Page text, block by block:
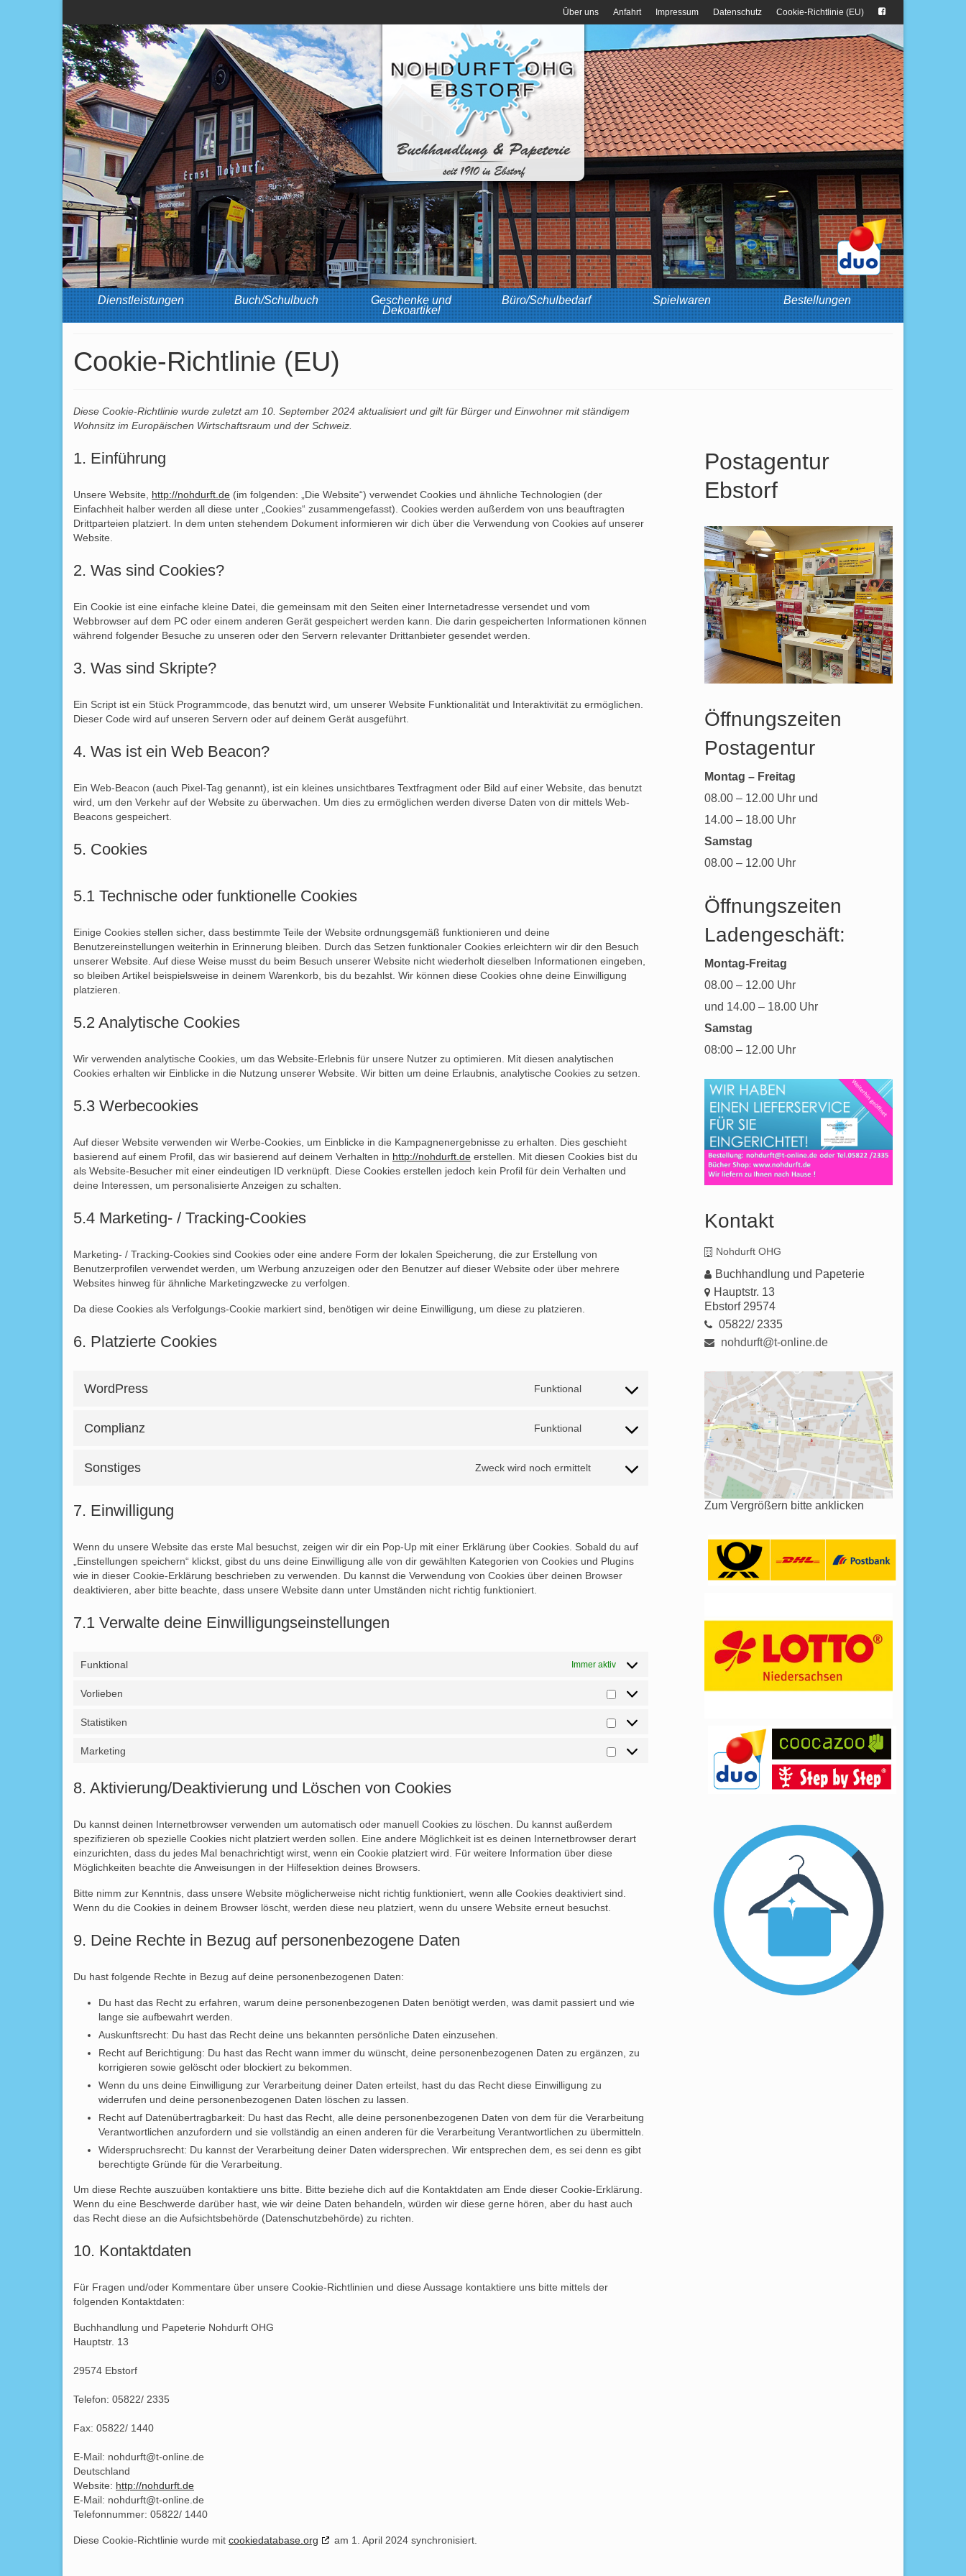
Über uns Anfahrt Impressum Datenschutz Cookie-Richtlinie (EU)
Dienstleistungen Buch/Schulbuch
Geschenke und
Dekoartikel
Büro/Schulbedarf Spielwaren Bestellungen
Cookie-Richtlinie (EU)
Diese Cookie-Richtlinie wurde zuletzt am 10. September 2024 aktualisiert und gilt für Bürger und Einwohner mit ständigem
Wohnsitz im Europäischen Wirtschaftsraum und der Schweiz.
1. Einführung
Unsere Website, http://nohdurft.de (im folgenden: „Die Website“) verwendet Cookies und ähnliche Technologien (der
Einfachheit halber werden all diese unter „Cookies“ zusammengefasst). Cookies werden außerdem von uns beauftragten
Drittparteien platziert. In dem unten stehendem Dokument informieren wir dich über die Verwendung von Cookies auf unserer
Website.
2. Was sind Cookies?
Ein Cookie ist eine einfache kleine Datei, die gemeinsam mit den Seiten einer Internetadresse versendet und vom
Webbrowser auf dem PC oder einem anderen Gerät gespeichert werden kann. Die darin gespeicherten Informationen können
während folgender Besuche zu unseren oder den Servern relevanter Drittanbieter gesendet werden.
3. Was sind Skripte?
Ein Script ist ein Stück Programmcode, das benutzt wird, um unserer Website Funktionalität und Interaktivität zu ermöglichen.
Dieser Code wird auf unseren Servern oder auf deinem Gerät ausgeführt.
4. Was ist ein Web Beacon?
Ein Web-Beacon (auch Pixel-Tag genannt), ist ein kleines unsichtbares Textfragment oder Bild auf einer Website, das benutzt
wird, um den Verkehr auf der Website zu überwachen. Um dies zu ermöglichen werden diverse Daten von dir mittels Web-
Beacons gespeichert.
5. Cookies
5.1 Technische oder funktionelle Cookies
Einige Cookies stellen sicher, dass bestimmte Teile der Website ordnungsgemäß funktionieren und deine
Benutzereinstellungen weiterhin in Erinnerung bleiben. Durch das Setzen funktionaler Cookies erleichtern wir dir den Besuch
unserer Website. Auf diese Weise musst du beim Besuch unserer Website nicht wiederholt dieselben Informationen eingeben,
so bleiben Artikel beispielsweise in deinem Warenkorb, bis du bezahlst. Wir können diese Cookies ohne deine Einwilligung
platzieren.
5.2 Analytische Cookies
Wir verwenden analytische Cookies, um das Website-Erlebnis für unsere Nutzer zu optimieren. Mit diesen analytischen
Cookies erhalten wir Einblicke in die Nutzung unserer Website. Wir bitten um deine Erlaubnis, analytische Cookies zu setzen.
5.3 Werbecookies
Auf dieser Website verwenden wir Werbe-Cookies, um Einblicke in die Kampagnenergebnisse zu erhalten. Dies geschieht
basierend auf einem Profil, das wir basierend auf deinem Verhalten in http://nohdurft.de erstellen. Mit diesen Cookies bist du
als Website-Besucher mit einer eindeutigen ID verknüpft. Diese Cookies erstellen jedoch kein Profil für dein Verhalten und
deine Interessen, um personalisierte Anzeigen zu schalten.
5.4 Marketing- / Tracking-Cookies
Marketing- / Tracking-Cookies sind Cookies oder eine andere Form der lokalen Speicherung, die zur Erstellung von
Benutzerprofilen verwendet werden, um Werbung anzuzeigen oder den Benutzer auf dieser Website oder über mehrere
Websites hinweg für ähnliche Marketingzwecke zu verfolgen.
Da diese Cookies als Verfolgungs-Cookie markiert sind, benötigen wir deine Einwilligung, um diese zu platzieren.
6. Platzierte Cookies
WordPress Funktional
Consent
wordpress
Complianz Funktional
Consent
complianz
Sonstiges Zweck wird noch ermittelt
Consent
7. Einwilligung
Wenn du unsere Website das erste Mal besuchst, zeigen wir dir ein Pop-Up mit einer Erklärung über Cookies. Sobald du auf
„Einstellungen speichern“ klickst, gibst du uns deine Einwilligung alle von dir gewählten Kategorien von Cookies und Plugins
wie in dieser Cookie-Erklärung beschrieben zu verwenden. Du kannst die Verwendung von Cookies über deinen Browser
deaktivieren, aber bitte beachte, dass unsere Website dann unter Umständen nicht richtig funktioniert.
7.1 Verwalte deine Einwilligungseinstellungen
Funktional Immer aktiv
Vorlieben Vorlieben
Statistiken Statistiken
Marketing Marketing
8. Aktivierung/Deaktivierung und Löschen von Cookies
Du kannst deinen Internetbrowser verwenden um automatisch oder manuell Cookies zu löschen. Du kannst außerdem
spezifizieren ob spezielle Cookies nicht platziert werden sollen. Eine andere Möglichkeit ist es deinen Internetbrowser derart
einzurichten, dass du jedes Mal benachrichtigt wirst, wenn ein Cookie platziert wird. Für weitere Information über diese
Möglichkeiten beachte die Anweisungen in der Hilfesektion deines Browsers.
Bitte nimm zur Kenntnis, dass unsere Website möglicherweise nicht richtig funktioniert, wenn alle Cookies deaktiviert sind.
Wenn du die Cookies in deinem Browser löscht, werden diese neu platziert, wenn du unsere Website erneut besuchst.
9. Deine Rechte in Bezug auf personenbezogene Daten
Du hast folgende Rechte in Bezug auf deine personenbezogenen Daten:
Du hast das Recht zu erfahren, warum deine personenbezogenen Daten benötigt werden, was damit passiert und wie
lange sie aufbewahrt werden.
Auskunftsrecht: Du hast das Recht deine uns bekannten persönliche Daten einzusehen.
Recht auf Berichtigung: Du hast das Recht wann immer du wünscht, deine personenbezogenen Daten zu ergänzen, zu
korrigieren sowie gelöscht oder blockiert zu bekommen.
Wenn du uns deine Einwilligung zur Verarbeitung deiner Daten erteilst, hast du das Recht diese Einwilligung zu
widerrufen und deine personenbezogenen Daten löschen zu lassen.
Recht auf Datenübertragbarkeit: Du hast das Recht, alle deine personenbezogenen Daten von dem für die Verarbeitung
Verantwortlichen anzufordern und sie vollständig an einen anderen für die Verarbeitung Verantwortlichen zu übermitteln.
Widerspruchsrecht: Du kannst der Verarbeitung deiner Daten widersprechen. Wir entsprechen dem, es sei denn es gibt
berechtigte Gründe für die Verarbeitung.
Um diese Rechte auszuüben kontaktiere uns bitte. Bitte beziehe dich auf die Kontaktdaten am Ende dieser Cookie-Erklärung.
Wenn du eine Beschwerde darüber hast, wie wir deine Daten behandeln, würden wir diese gerne hören, aber du hast auch
das Recht diese an die Aufsichtsbehörde (Datenschutzbehörde) zu richten.
10. Kontaktdaten
Für Fragen und/oder Kommentare über unsere Cookie-Richtlinien und diese Aussage kontaktiere uns bitte mittels der
folgenden Kontaktdaten:
Buchhandlung und Papeterie Nohdurft OHG
Hauptstr. 13
29574 Ebstorf
Telefon: 05822/ 2335
Fax: 05822/ 1440
E-Mail: nohdurft@t-online.de
Deutschland
Website: http://nohdurft.de
E-Mail: nohdurft@t-online.de
Telefonnummer: 05822/ 1440
Diese Cookie-Richtlinie wurde mit cookiedatabase.org am 1. April 2024 synchronisiert.
Postagentur
Ebstorf
Öffnungszeiten
Postagentur
Montag – Freitag
08.00 – 12.00 Uhr und
14.00 – 18.00 Uhr
Samstag
08.00 – 12.00 Uhr
Öffnungszeiten
Ladengeschäft:
Montag-Freitag
08.00 – 12.00 Uhr
und 14.00 – 18.00 Uhr
Samstag
08:00 – 12.00 Uhr
Kontakt
Nohdurft OHG
Buchhandlung und Papeterie
Hauptstr. 13
Ebstorf 29574
05822/ 2335
nohdurft@t-online.de
Zum Vergrößern bitte anklicken